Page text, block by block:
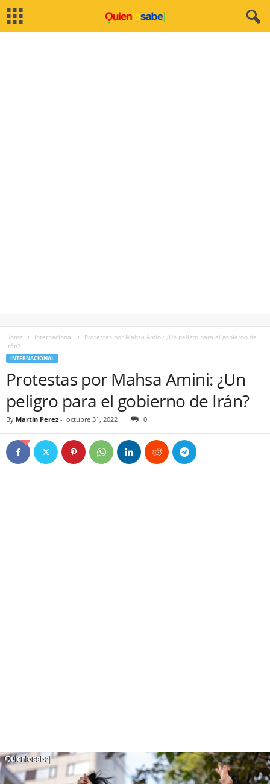
Home Internacional
Protestas por Mahsa Amini: ¿Un peligro para el gobierno de
Irán?
INTERNACIONAL
Protestas por Mahsa Amini: ¿Un
peligro para el gobierno de Irán?
By Martin Perez - octubre 31, 2022 0